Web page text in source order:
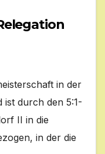
in der
ist durch den 5:1-
II in die
in der die